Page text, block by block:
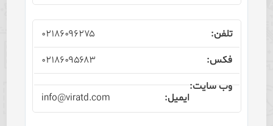
۰۲۱۸۶۰۹۶۲۷۵
۰۲۱۸۶۰۹۵۶۸۳
info@viratd.com